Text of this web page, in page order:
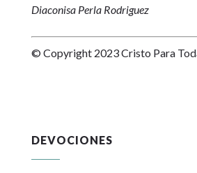
Diaconisa Perla Rodriguez
© Copyright 2023 Cristo Para
DEVOCIONES